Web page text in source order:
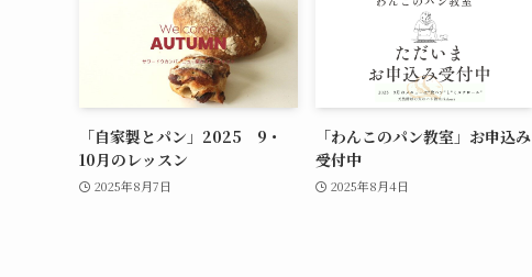
「自家製とパン」2025 9・
10月のレッスン
2025年8月7日
「わんこのパン教室」お申込み
受付中
2025年8月4日